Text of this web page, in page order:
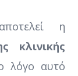
η
κλινικής
λόγο αυτό